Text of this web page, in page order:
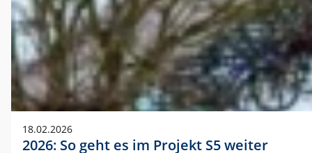
18.02.2026
2026: So geht es im Projekt S5 weiter